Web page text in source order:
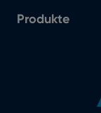
Produkte